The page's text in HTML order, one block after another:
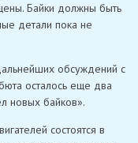
Байки должны быть
детали пока не
обсуждений с
осталось еще два
новых байков».
состоятся в